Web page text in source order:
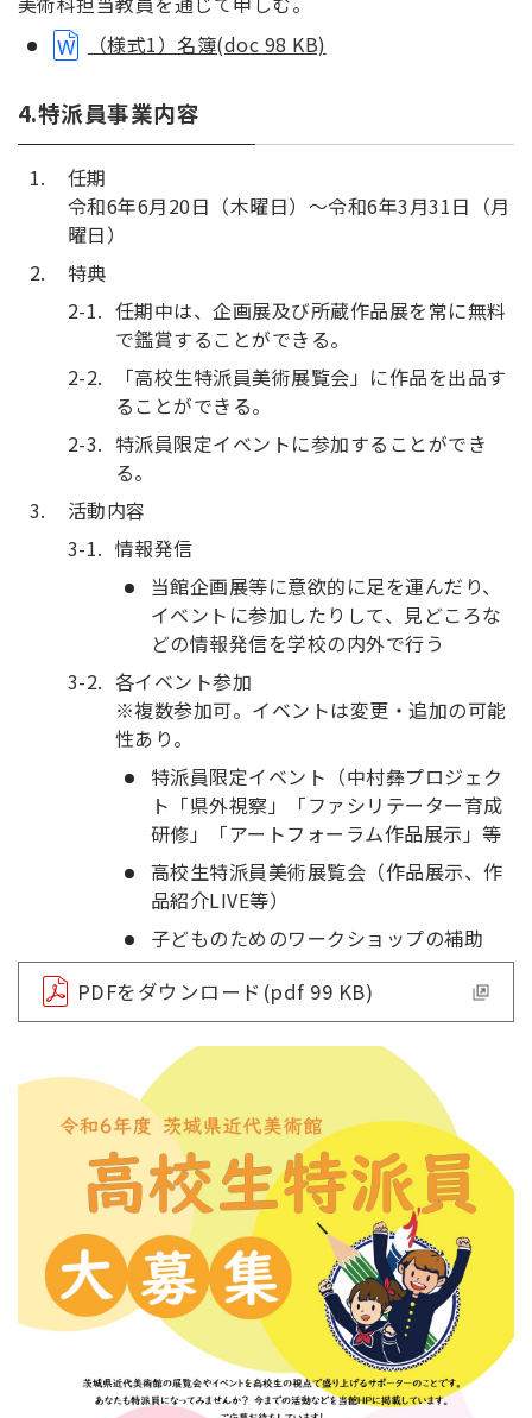
（様式1）名簿(doc 98 KB)
4.特派員事業内容
任期
令和6年6月20日（木曜日）～令和6年3月31日（月
曜日）
特典
任期中は、企画展及び所蔵作品展を常に無料
で鑑賞することができる。
「高校生特派員美術展覧会」に作品を出品す
ることができる。
特派員限定イベントに参加することができ
る。
活動内容
情報発信
当館企画展等に意欲的に足を運んだり、
イベントに参加したりして、見どころな
どの情報発信を学校の内外で行う
各イベント参加
※複数参加可。イベントは変更・追加の可能
性あり。
特派員限定イベント（中村彝プロジェク
ト「県外視察」「ファシリテーター育成
研修」「アートフォーラム作品展示」等
高校生特派員美術展覧会（作品展示、作
品紹介LIVE等）
子どものためのワークショップの補助
PDFをダウンロード(pdf 99 KB)